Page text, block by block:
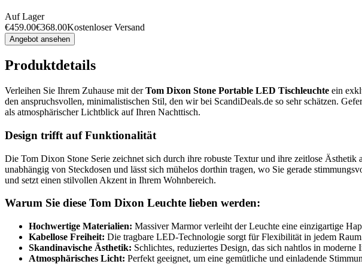
Auf Lager
€459.00€368.00Kostenloser Versand
Angebot ansehen
Produktdetails
Verleihen Sie Ihrem Zuhause mit derTom Dixon Stone Portable LED Tischleuchte ein
den anspruchsvollen, minimalistischen Stil, den wir bei ScandiDeals.de so sehr schätzen.
als atmosphärischer Lichtblick auf Ihren Nachttisch.
Design trifft auf Funktionalität
Die Tom Dixon Stone Serie zeichnet sich durch ihre robuste Textur und ihre zeitlose Ästhetik
unabhängig von Steckdosen und lässt sich mühelos dorthin tragen, wo Sie gerade
und setzt einen stilvollen Akzent in Ihrem Wohnbereich.
Warum Sie diese Tom Dixon Leuchte lieben werden:
Hochwertige Materialien: Massiver Marmor verleiht der Leuchte eine einzigartige
Kabellose Freiheit: Die tragbare LED-Technologie sorgt für Flexibilität in jedem
Skandinavische Ästhetik: Schlichtes, reduziertes Design, das sich nahtlos in moderne
Atmosphärisches Licht: Perfekt geeignet, um eine gemütliche und einladende